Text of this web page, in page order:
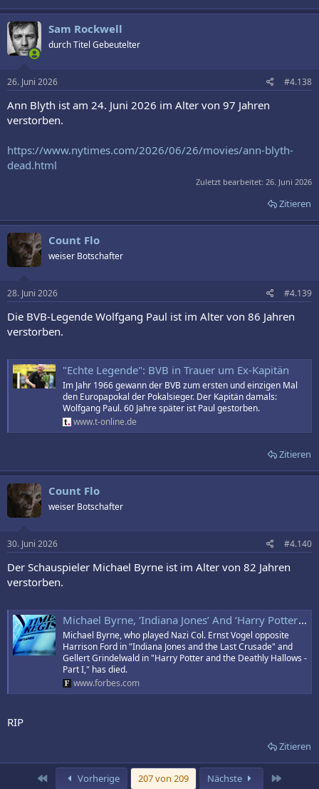
Sam Rockwell
durch Titel Gebeutelter
26. Juni 2026 #4.138
Ann Blyth ist am 24. Juni 2026 im Alter von 97 Jahren
verstorben.
https://www.nytimes.com/2026/06/26/movies/ann-blyth-
dead.html
Zuletzt bearbeitet: 26. Juni 2026
Zitieren
Count Flo
weiser Botschafter
28. Juni 2026 #4.139
Die BVB-Legende Wolfgang Paul ist im Alter von 86 Jahren
verstorben.
"Echte Legende": BVB in Trauer um Ex-Kapitän
Im Jahr 1966 gewann der BVB zum ersten und einzigen Mal
den Europapokal der Pokalsieger. Der Kapitän damals:
Wolfgang Paul. 60 Jahre später ist Paul gestorben.
www.t-online.de
Zitieren
Count Flo
weiser Botschafter
30. Juni 2026 #4.140
Der Schauspieler Michael Byrne ist im Alter von 82 Jahren
verstorben.
Michael Byrne, ‘Indiana Jones’ And ‘Harry Potter’ Actor, Dies At 82
Michael Byrne, who played Nazi Col. Ernst Vogel opposite
Harrison Ford in "Indiana Jones and the Last Crusade" and
Gellert Grindelwald in "Harry Potter and the Deathly Hallows -
Part I," has died.
www.forbes.com
RIP
Zitieren
Erste Vorherige 207 von 209 Nächste